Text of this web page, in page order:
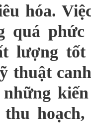
hóa.
quá
lượng
thuật
những
thu